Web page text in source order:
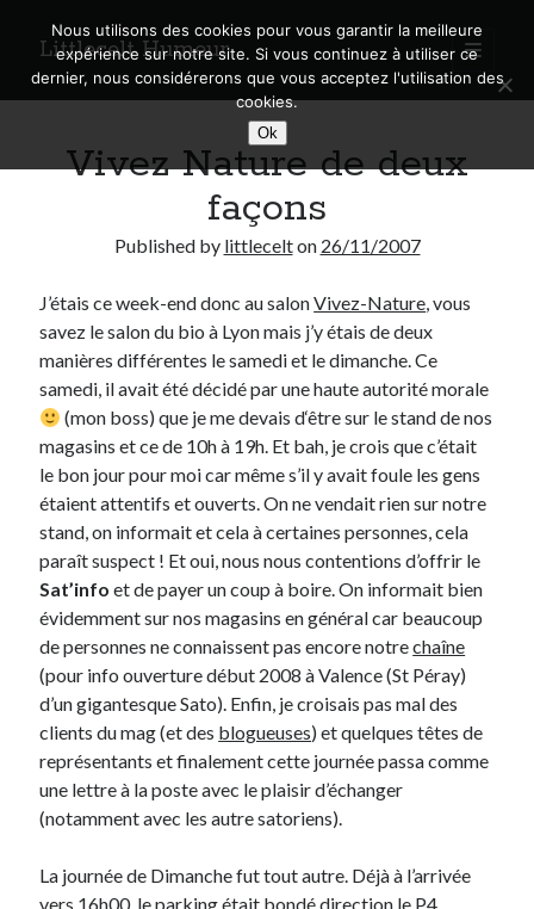
Littlecelt Humeur
open
primary
menu
Sidebar
Search
Derniers articles
Municipales 2026 : Lyon, Métropole et Caluire, mon choix pour l’avenir
Explorez les Chemins Enchantés à Vélo : Aventures Familiales près de
Lyon !
Quel Lyonnais es-tu, Renaud Ducher ?
A quand une véritable place pour le vélo à Caluire dans la Métropole de
Lyon ?
Comment je vis ma vie sur un vélo
Derniers Commentaires
Entretien ménager
T’as vu quoi ? #52
JF
dans C’était pas mieux avant… à Lyon
littlecelt
dans
Comment j’ai opéré ma vélorution toute personnelle
Anthony
dans
Comment j’ai opéré ma vélorution toute personnelle
Renaud Ducherdans Comment j’ai opéré ma vélorution toute
personnelle
Commentaires récents
Entretien ménagerdansT’as vu quoi ? #52
Vivez Nature de deux
façons
Published by littlecelton 26/11/2007
J’étais ce week-end donc au salonVivez-Nature, vous
savez le salon du bio à Lyon mais j’y étais de deux
manières différentes le samedi et le dimanche. Ce
samedi, il avait été décidé par une haute autorité morale
(mon boss) que je me devais d‘être sur le stand de nos
magasins et ce de 10h à 19h. Et bah, je crois que c’était
le bon jour pour moi car même s’il y avait foule les gens
étaient attentifs et ouverts. On ne vendait rien sur notre
stand, on informait et cela à certaines personnes, cela
paraît suspect ! Et oui, nous nous contentions d’offrir le
Sat’infoet de payer un coup à boire. On informait bien
évidemment sur nos magasins en général car beaucoup
de personnes ne connaissent pas encore notrechaîne
(pour info ouverture début 2008 à Valence (St Péray)
d’un gigantesque Sato). Enfin, je croisais pas mal des
clients du mag (et des blogueuses) et quelques têtes de
représentants et finalement cette journée passa comme
une lettre à la poste avec le plaisir d’échanger
(notamment avec les autre satoriens).
La journée de Dimanche fut tout autre. Déjà à l’arrivée
vers 16h00, le parking était bondé direction le P4
Nous utilisons des cookies pour vous garantir la meilleure
expérience sur notre site. Si vous continuez à utiliser ce
dernier, nous considérerons que vous acceptez l'utilisation des
cookies.
Ok